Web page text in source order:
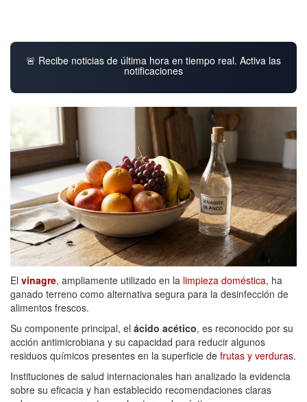
🚨 Recibe noticias de última hora en tiempo real. Activa las
notificaciones
El vinagre, ampliamente utilizado en la limpieza doméstica, ha
ganado terreno como alternativa segura para la desinfección de
alimentos frescos.
Su componente principal, el ácido acético, es reconocido por su
acción antimicrobiana y su capacidad para reducir algunos
residuos químicos presentes en la superficie de frutas y verduras.
Instituciones de salud internacionales han analizado la evidencia
sobre su eficacia y han establecido recomendaciones claras